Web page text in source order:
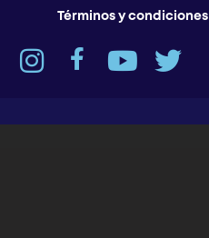
Términos y condiciones